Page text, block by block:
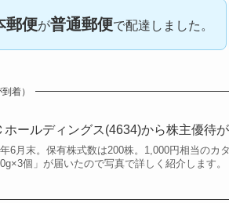
郵便が普通郵便で配達しました。
着）
ホールディングス(4634)から株主優待
6月末。保有株式数は200株。1,000円相当のカ
個」が届いたので写真で詳しく紹介します。